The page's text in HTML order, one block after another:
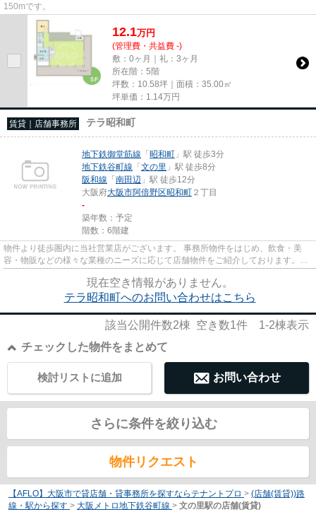
150mです。
12.1万円
(管理費・共益費 -)
敷：0ヶ月｜礼：3ヶ月
所在階：5階
坪数：10.58坪｜面積：35.00㎡
坪単価： 1.14万円
賃貸｜店舗事務所 テラ昭和町
地下鉄御堂筋線 「昭和町 」駅 徒歩3分
地下鉄谷町線 「文の里 」駅 徒歩8分
阪和線 「南田辺 」駅 徒歩12分
大阪府大阪市阿倍野区昭和町 ２丁目
-
築年数：予定
階数：6階建
物件より徒歩圏内に当社営業店がございます。 事務所物件をはじめ、飲食・美
容・物販などの様々な業種のニーズに応じて店舗物件をご紹介しております。
尚、弊社ではおとり広告は一切...
現在空き情報がありません。
テラ昭和町へのお問い合わせはこちら
該当公開件数2棟 空き数1件 1-2棟表示
チェックした物件をまとめて
お問い合わせ
検討リストに追加
さらに条件を絞り込む
物件リクエスト
【AFLO】大阪市で貸店舗・貸事務所を探すならテナントプロ > (店舗(賃貸))路
線・駅から探す > 大阪メトロ地下鉄谷町線 > 文の里駅の店舗(賃貸)